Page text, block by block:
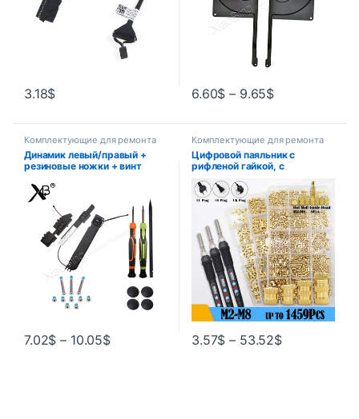
3.18$ 6.60$ – 9.65$
Комплектующие для ремонта
ноутбуков
Динамик левый/правый +
резиновые ножки + винт
Pro 13,3 дюйма A1278 2008
2009 2010 года MB990
MB991 MC374 mc375
7.02$ – 10.05$
Комплектующие для ремонта
ноутбуков
Цифровой паяльник с
рифленой гайкой, с
3.57$ – 53.52$